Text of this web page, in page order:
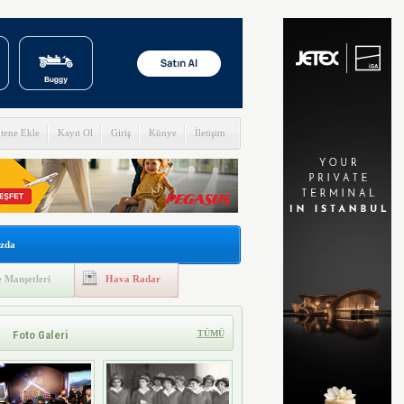
Ekle Kayıt Ol Giriş Künye İletişim
Manşetleri Hava Radar
Foto Galeri TÜMÜ